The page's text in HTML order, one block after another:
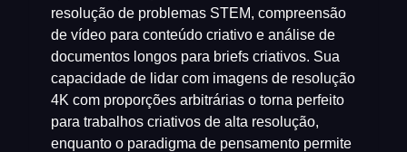
resolução de problemas STEM, compreensão
de vídeo para conteúdo criativo e análise de
documentos longos para briefs criativos. Sua
capacidade de lidar com imagens de resolução
4K com proporções arbitrárias o torna perfeito
para trabalhos criativos de alta resolução,
enquanto o paradigma de pensamento permite